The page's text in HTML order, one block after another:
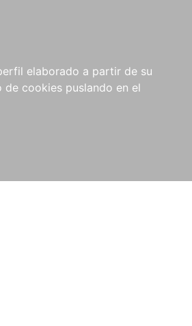
elaborado a partir de su
cookies puslando en el
COMPRAS
INSTITUCIONALES